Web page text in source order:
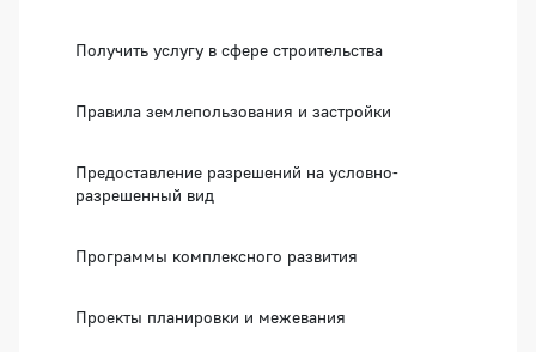
Получить услугу в сфере строительства
Правила землепользования и застройки
Предоставление разрешений на условно-
разрешенный вид
Программы комплексного развития
Проекты планировки и межевания